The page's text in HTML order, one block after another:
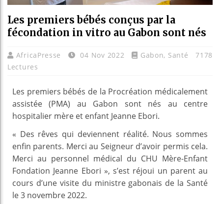
Les premiers bébés conçus par la
fécondation in vitro au Gabon sont nés
AfricaPresse 04 Nov 2022 Gabon, Santé
7178
Lectures
Les premiers bébés de la Procréation médicalement
assistée (PMA) au Gabon sont nés au centre
hospitalier mère et enfant Jeanne Ebori.
« Des rêves qui deviennent réalité. Nous sommes
enfin parents. Merci au Seigneur d’avoir permis cela.
Merci au personnel médical du CHU Mère-Enfant
Fondation Jeanne Ebori », s’est réjoui un parent au
cours d’une visite du ministre gabonais de la Santé
le 3 novembre 2022.